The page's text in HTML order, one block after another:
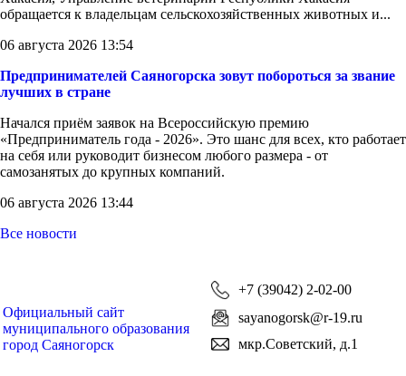
обращается к владельцам сельскохозяйственных животных и...
06 августа 2026 13:54
Предпринимателей Саяногорска зовут побороться за звание
лучших в стране
Начался приём заявок на Всероссийскую премию
«Предприниматель года - 2026». Это шанс для всех, кто работает
на себя или руководит бизнесом любого размера - от
самозанятых до крупных компаний.
06 августа 2026 13:44
Все новости
Официальный сайт
муниципального образования
город Саяногорск
+7 (39042) 2-02-00
sayanogorsk@r-19.ru
мкр.Советский, д.1